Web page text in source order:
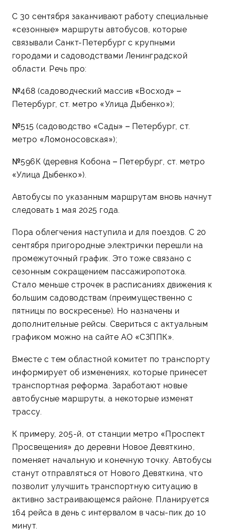
С 30 сентября заканчивают работу специальные
«сезонные» маршруты автобусов, которые
связывали Санкт-Петербург с крупными
городами и садоводствами Ленинградской
области. Речь про:
№468 (садоводческий массив «Восход» –
Петербург, ст. метро «Улица Дыбенко»);
№515 (садоводство «Сады» – Петербург, ст.
метро «Ломоносовская»);
№596К (деревня Кобона – Петербург, ст. метро
«Улица Дыбенко»).
Автобусы по указанным маршрутам вновь начнут
следовать 1 мая 2025 года.
Пора облегчения наступила и для поездов. С 20
сентября пригородные электрички перешли на
промежуточный график. Это тоже связано с
сезонным сокращением пассажиропотока.
Стало меньше строчек в расписаниях движения к
большим садоводствам (преимущественно с
пятницы по воскресенье). Но назначены и
дополнительные рейсы. Свериться с актуальным
графиком можно на сайте АО «СЗППК».
Вместе с тем областной комитет по транспорту
информирует об изменениях, которые принесет
транспортная реформа. Заработают новые
автобусные маршруты, а некоторые изменят
трассу.
К примеру, 205-й, от станции метро «Проспект
Просвещения» до деревни Новое Девяткино,
поменяет начальную и конечную точку. Автобусы
станут отправляться от Нового Девяткина, что
позволит улучшить транспортную ситуацию в
активно застраивающемся районе. Планируется
164 рейса в день с интервалом в часы-пик до 10
минут.